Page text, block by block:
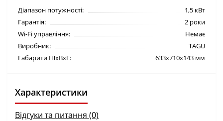
Діапазон потужності:
1,5 кВт
Гарантія:
2 роки
Wi-Fi управління:
Немає
Виробник:
TAGU
Габарити ШхВхГ:
633х710х143 мм
Характеристики
Відгуки та питання (0)